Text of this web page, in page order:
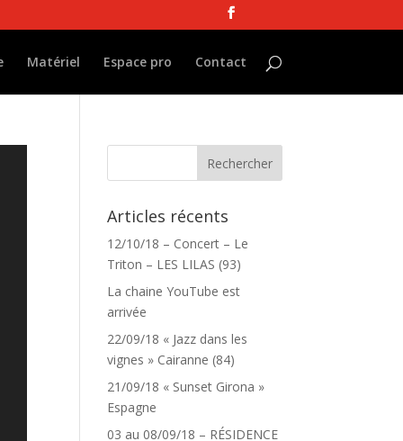
Matériel Espace pro Contact
Articles récents
12/10/18 – Concert – Le
Triton – LES LILAS (93)
La chaine YouTube est
arrivée
22/09/18 « Jazz dans les
vignes » Cairanne (84)
21/09/18 « Sunset Girona »
Espagne
03 au 08/09/18 – RÉSIDENCE